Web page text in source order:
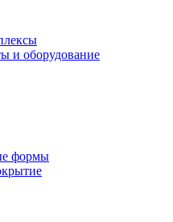
и оборудование
формы